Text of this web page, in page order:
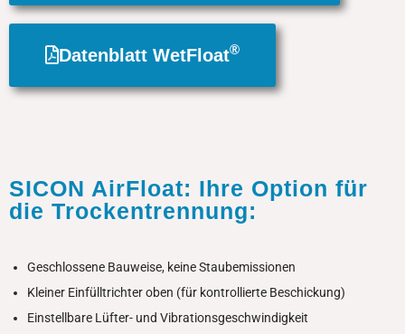
Datenblatt WetFloat®
SICON AirFloat: Ihre Option für
die Trockentrennung:
Geschlossene Bauweise, keine Staubemissionen
Kleiner Einfülltrichter oben (für kontrollierte Beschickung)
Einstellbare Lüfter- und Vibrationsgeschwindigkeit